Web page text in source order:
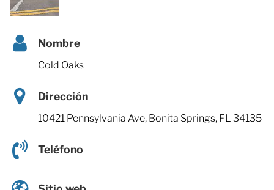
Nombre
Cold Oaks
Dirección
10421 Pennsylvania Ave, Bonita Springs, FL 34135
Teléfono